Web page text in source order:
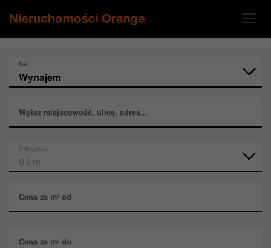
Cel
Wpisz miejscowość, ulicę, adres...
Cena za m² od
Cena za m² do